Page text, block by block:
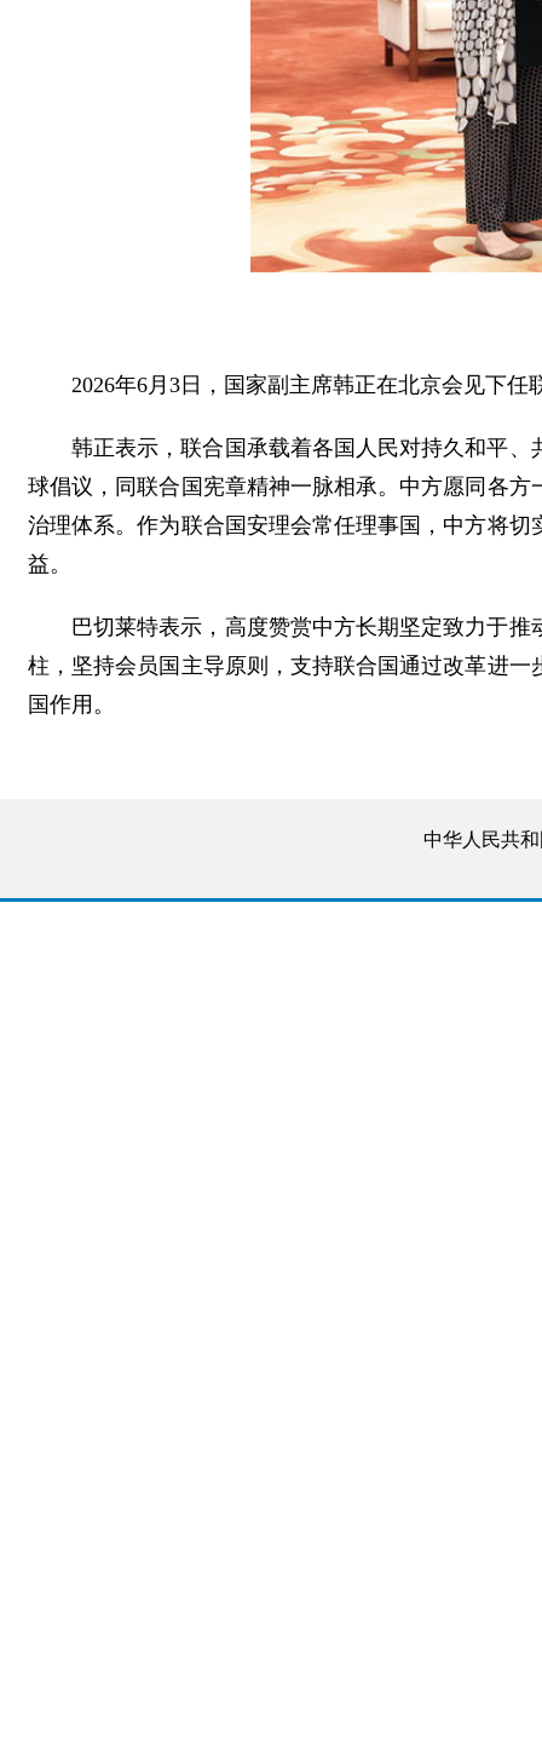
2026年6月3日，国家副主席韩正在北京会见下
韩正表示，联合国承载着各国人民对持久和平
球倡议，同联合国宪章精神一脉相承。中方愿同各
治理体系。作为联合国安理会常任理事国，中方将
益。
巴切莱特表示，高度赞赏中方长期坚定致力于
柱，坚持会员国主导原则，支持联合国通过改革进
国作用。
中华人民共